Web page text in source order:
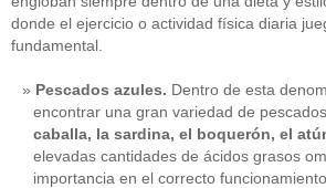
donde el ejercicio o actividad física diaria
fundamental.
Pescados azules. Dentro de esta
encontrar una gran variedad de
caballa, la sardina, el boquerón, el
elevadas cantidades de ácidos grasos
importancia en el correcto